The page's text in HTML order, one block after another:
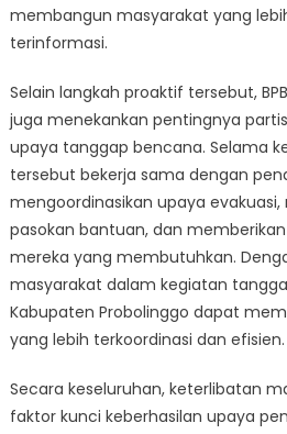
membangun masyarakat yang
terinformasi.
Selain langkah proaktif tersebut,
juga menekankan pentingnya
upaya tanggap bencana. Selama
tersebut bekerja sama dengan
mengoordinasikan upaya evakuasi,
pasokan bantuan, dan
mereka yang membutuhkan.
masyarakat dalam kegiatan
Kabupaten Probolinggo dapat
yang lebih terkoordinasi dan efisien.
Secara keseluruhan, keterlibatan
faktor kunci keberhasilan upaya